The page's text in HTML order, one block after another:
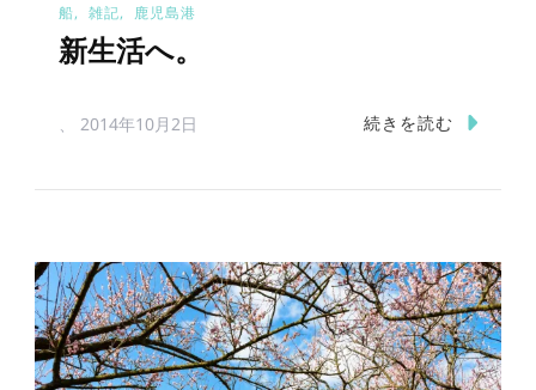
船 雑記 鹿児島港
新生活へ。
、 2014年10月2日 続きを読む